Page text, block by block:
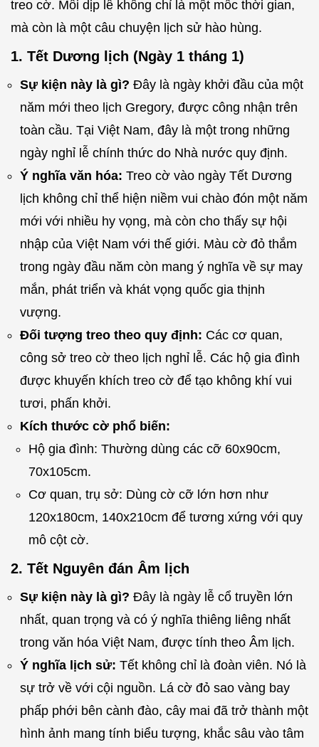
treo cờ. Mỗi dịp lễ không chỉ là một mốc thời gian,
mà còn là một câu chuyện lịch sử hào hùng.
1. Tết Dương lịch (Ngày 1 tháng 1)
Sự kiện này là gì? Đây là ngày khởi đầu của một
năm mới theo lịch Gregory, được công nhận trên
toàn cầu. Tại Việt Nam, đây là một trong những
ngày nghỉ lễ chính thức do Nhà nước quy định.
Ý nghĩa văn hóa: Treo cờ vào ngày Tết Dương
lịch không chỉ thể hiện niềm vui chào đón một năm
mới với nhiều hy vọng, mà còn cho thấy sự hội
nhập của Việt Nam với thế giới. Màu cờ đỏ thắm
trong ngày đầu năm còn mang ý nghĩa về sự may
mắn, phát triển và khát vọng quốc gia thịnh
vượng.
Đối tượng treo theo quy định: Các cơ quan,
công sở treo cờ theo lịch nghỉ lễ. Các hộ gia đình
được khuyến khích treo cờ để tạo không khí vui
tươi, phấn khởi.
Kích thước cờ phổ biến:
Hộ gia đình: Thường dùng các cỡ 60x90cm,
70x105cm.
Cơ quan, trụ sở: Dùng cờ cỡ lớn hơn như
120x180cm, 140x210cm để tương xứng với quy
mô cột cờ.
2. Tết Nguyên đán Âm lịch
Sự kiện này là gì? Đây là ngày lễ cổ truyền lớn
nhất, quan trọng và có ý nghĩa thiêng liêng nhất
trong văn hóa Việt Nam, được tính theo Âm lịch.
Ý nghĩa lịch sử: Tết không chỉ là đoàn viên. Nó là
sự trở về với cội nguồn. Lá cờ đỏ sao vàng bay
phấp phới bên cành đào, cây mai đã trở thành một
hình ảnh mang tính biểu tượng, khắc sâu vào tâm